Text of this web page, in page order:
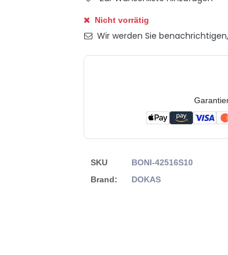
Nicht vorrätig
Wir werden Sie
SKU
BONI-42516S10
Brand:
DOKAS